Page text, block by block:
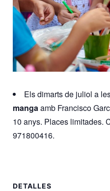
Els dimarts de juliol a
mangaamb Francisco
10 anys. Places limitades.
971800416.
DETALLES